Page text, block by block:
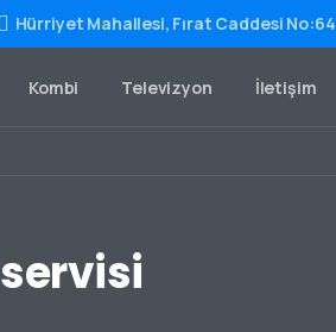
Hürriyet Mahallesi, Fırat Caddesi No:64
Kombi Televizyon İletişim
servisi